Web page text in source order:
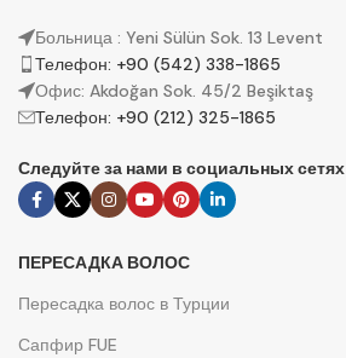
Больница : Yeni Sülün Sok. 13 Levent
Телефон: +90 (542) 338-1865
Офис: Akdoğan Sok. 45/2 Beşiktaş
Телефон: +90 (212) 325-1865
Следуйте за нами в социальных сетях
ПЕРЕСАДКА ВОЛОС
Пересадка волос в Турции
Сапфир FUE